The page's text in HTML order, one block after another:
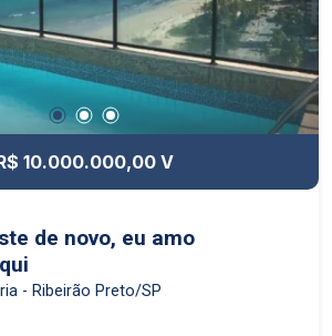
10.000.000,00 V
de novo, eu amo
- Ribeirão Preto/SP